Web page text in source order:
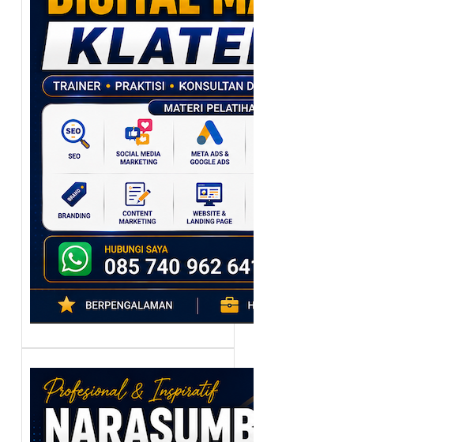
Narasumber
Digital Marketing
Klaten: Membantu
UMKM dan SDM
Lokal Naik Kelas
Melalui Strategi
Digital
Setiap daerah memiliki
potensi ekonomi yang
berbeda, dan Klaten
adalah…